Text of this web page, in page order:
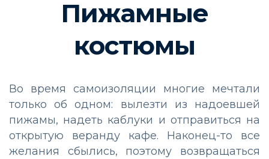
Пижамные
костюмы
Во время самоизоляции многие мечтали
только об одном: вылезти из надоевшей
пижамы, надеть каблуки и отправиться на
открытую веранду кафе. Наконец-то все
желания сбылись, поэтому возвращаться